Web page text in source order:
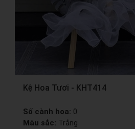
Kệ Hoa Tươi - KHT414
Số cành hoa: 0
Màu sắc: Trắng